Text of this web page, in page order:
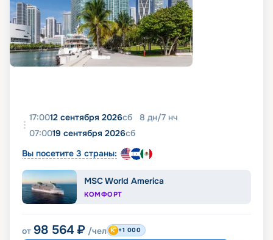
17:0012 сентября 2026сб 8 дн/7 нч
07:0019 сентября 2026сб
Вы посетите 3 страны:
MSC World America
КОМФОРТ
от 98 564 ₽ /чел +1 000